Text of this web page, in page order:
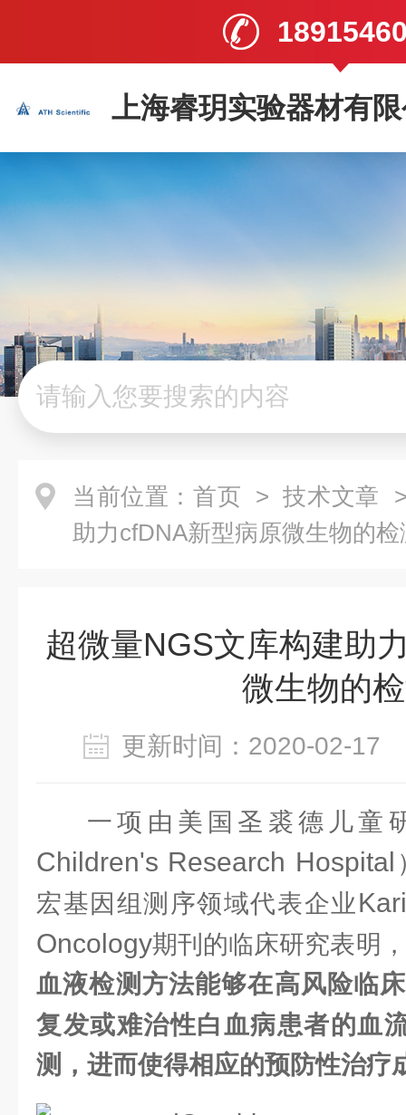
上海睿玥实验器材有
当前位置： 首页 > 技术文章
助力cfDNA新型病原微生物的检
超微量NGS文库构建助
微生物的
更新时间：2020-02-
一项由美国圣裘德儿童
Children's Research Hospital
宏基因组测序领域代表企业
Oncology期刊的临床研究表明，
血液检测方法能够在高风险临
复发或难治性白血病患者的血
测，进而使得相应的预防性治疗